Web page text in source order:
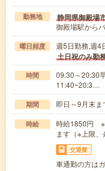
勤務地 静岡県御殿場
御殿場駅から
曜日頻度 週5日勤務,週4
土日祝のみ勤
時間
09:30～20:30
11:40~20:3…
期間 即日～9月末ま
時給
時給1850円 ※
ます（※上限、
交通費
車通勤の方は